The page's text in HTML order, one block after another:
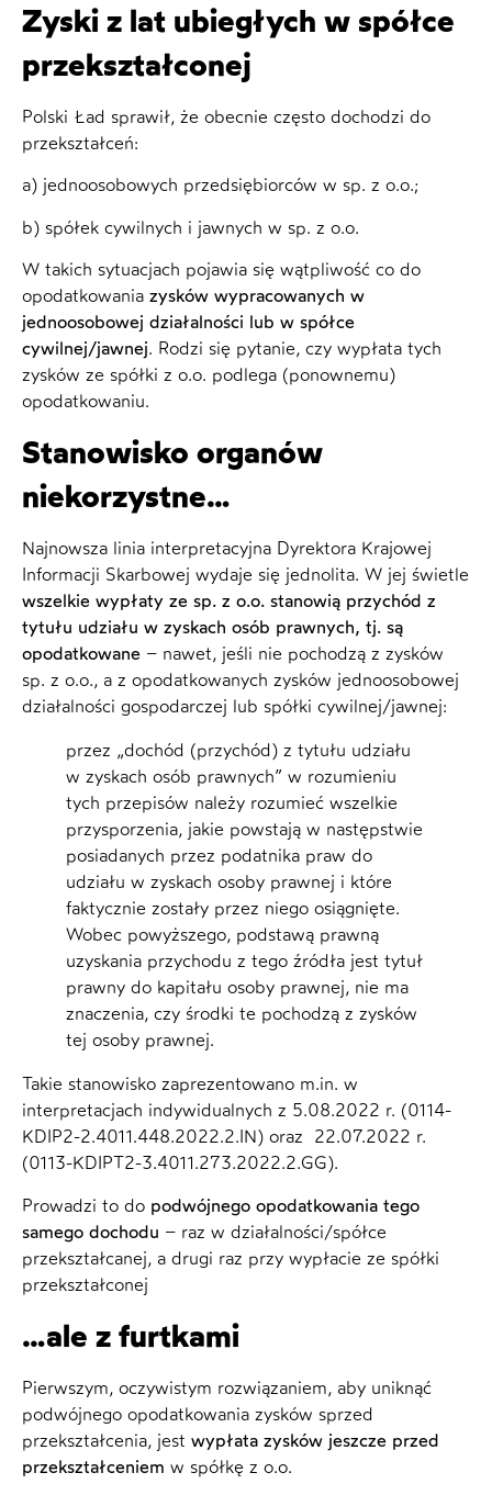
Zyski z lat ubiegłych w spółce
przekształconej
Polski Ład sprawił, że obecnie często dochodzi do
przekształceń:
a) jednoosobowych przedsiębiorców w sp. z o.o.;
b) spółek cywilnych i jawnych w sp. z o.o.
W takich sytuacjach pojawia się wątpliwość co do
opodatkowania zysków wypracowanych w
jednoosobowej działalności lub w spółce
cywilnej/jawnej. Rodzi się pytanie, czy wypłata tych
zysków ze spółki z o.o. podlega (ponownemu)
opodatkowaniu.
Stanowisko organów
niekorzystne…
Najnowsza linia interpretacyjna Dyrektora Krajowej
Informacji Skarbowej wydaje się jednolita. W jej świetle
wszelkie wypłaty ze sp. z o.o. stanowią przychód z
tytułu udziału w zyskach osób prawnych, tj. są
opodatkowane – nawet, jeśli nie pochodzą z zysków
sp. z o.o., a z opodatkowanych zysków jednoosobowej
działalności gospodarczej lub spółki cywilnej/jawnej:
przez „dochód (przychód) z tytułu udziału
w zyskach osób prawnych” w rozumieniu
tych przepisów należy rozumieć wszelkie
przysporzenia, jakie powstają w następstwie
posiadanych przez podatnika praw do
udziału w zyskach osoby prawnej i które
faktycznie zostały przez niego osiągnięte.
Wobec powyższego, podstawą prawną
uzyskania przychodu z tego źródła jest tytuł
prawny do kapitału osoby prawnej, nie ma
znaczenia, czy środki te pochodzą z zysków
tej osoby prawnej.
Takie stanowisko zaprezentowano m.in. w
interpretacjach indywidualnych z 5.08.2022 r. (0114-
KDIP2-2.4011.448.2022.2.IN) oraz 22.07.2022 r.
(0113-KDIPT2-3.4011.273.2022.2.GG).
Prowadzi to do podwójnego opodatkowania tego
samego dochodu – raz w działalności/spółce
przekształcanej, a drugi raz przy wypłacie ze spółki
przekształconej
…ale z furtkami
Pierwszym, oczywistym rozwiązaniem, aby uniknąć
podwójnego opodatkowania zysków sprzed
przekształcenia, jest wypłata zysków jeszcze przed
przekształceniem w spółkę z o.o.